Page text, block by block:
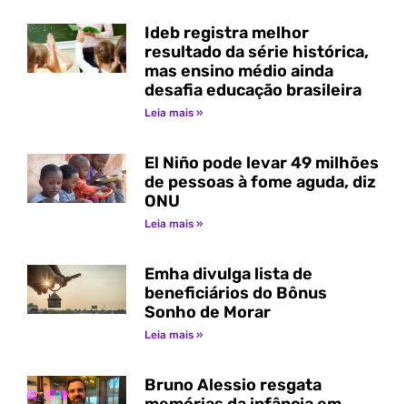
Ideb registra melhor
resultado da série histórica,
mas ensino médio ainda
desafia educação brasileira
Leia mais »
El Niño pode levar 49 milhões
de pessoas à fome aguda, diz
ONU
Leia mais »
Emha divulga lista de
beneficiários do Bônus
Sonho de Morar
Leia mais »
Bruno Alessio resgata